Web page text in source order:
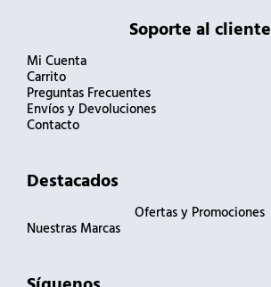
Soporte al cliente
Mi Cuenta
Carrito
Preguntas Frecuentes
Envíos y Devoluciones
Contacto
Destacados
Ofertas y Promociones
Nuestras Marcas